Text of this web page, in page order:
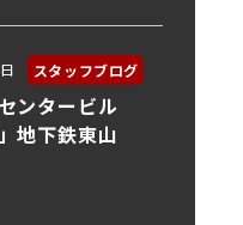
スタッフブログ
ンタービル
地下鉄東山